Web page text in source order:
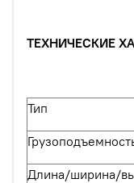
ТЕХНИЧЕСКИЕ
Тип
Длина/ширина/